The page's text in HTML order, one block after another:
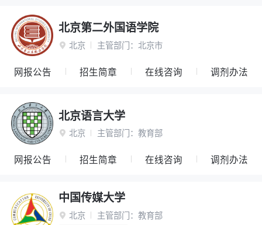
北京第二外国语学院
 北京 主管部门： 北京市
网报公告 招生简章 在线咨询 调剂办法
北京语言大学
 北京 主管部门： 教育部
网报公告 招生简章 在线咨询 调剂办法
中国传媒大学
 北京 主管部门： 教育部